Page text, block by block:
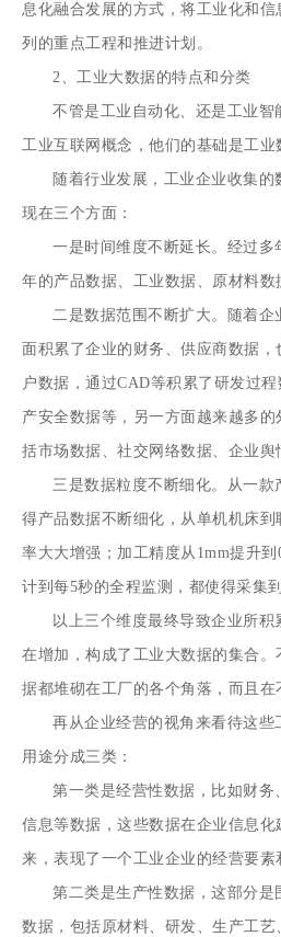
息化融合发展的方式，将工业化和
列的重点工程和推进计划。
2、工业大数据的特点和分类
不管是工业自动化、还是工业智
工业互联网概念，他们的基础是工业
随着行业发展，工业企业收集
现在三个方面：
一是时间维度不断延长。经过多
年的产品数据、工业数据、原材料数
二是数据范围不断扩大。随着
面积累了企业的财务、供应商数据，
户数据，通过CAD等积累了研发过
产安全数据等，另一方面越来越多
括市场数据、社交网络数据、企业舆
三是数据粒度不断细化。从一款
得产品数据不断细化，从单机机床
率大大增强；加工精度从1mm提升
计到每5秒的全程监测，都使得采集
以上三个维度最终导致企业所
在增加，构成了工业大数据的集合
据都堆砌在工厂的各个角落，而且在
再从企业经营的视角来看待这些
用途分成三类：
第一类是经营性数据，比如财务
信息等数据，这些数据在企业信息
来，表现了一个工业企业的经营要素
第二类是生产性数据，这部分是
数据，包括原材料、研发、生产工